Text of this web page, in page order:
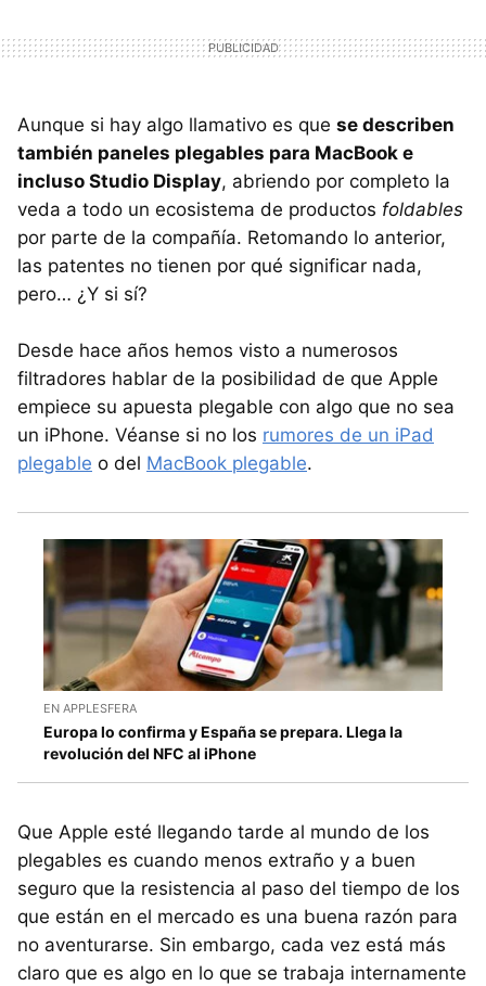
Aunque si hay algo llamativo es que se describen
también paneles plegables para MacBook e
incluso Studio Display, abriendo por completo la
veda a todo un ecosistema de productos foldables
por parte de la compañía. Retomando lo anterior,
las patentes no tienen por qué significar nada,
pero… ¿Y si sí?
Desde hace años hemos visto a numerosos
filtradores hablar de la posibilidad de que Apple
empiece su apuesta plegable con algo que no sea
un iPhone. Véanse si no los rumores de un iPad
plegable o del MacBook plegable.
EN APPLESFERA
Europa lo confirma y España se prepara. Llega la
revolución del NFC al iPhone
Que Apple esté llegando tarde al mundo de los
plegables es cuando menos extraño y a buen
seguro que la resistencia al paso del tiempo de los
que están en el mercado es una buena razón para
no aventurarse. Sin embargo, cada vez está más
claro que es algo en lo que se trabaja internamente